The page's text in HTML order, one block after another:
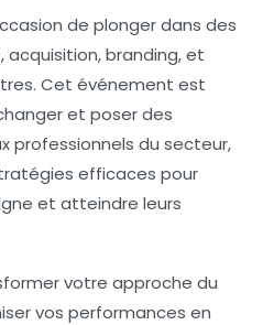
de plonger dans des
,acquisition,branding, et
Cet événement est
et poser des
professionnels du secteur,
efficaces pour
et atteindre leurs
votre approche du
vos performances en